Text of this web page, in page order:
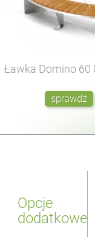
Ławka Domino 60
sprawdź
Opcje
dodatkowe